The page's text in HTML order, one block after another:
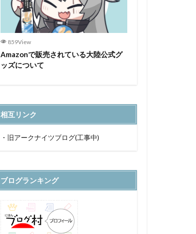
859View
Amazonで販売されている大陸公式グ
ッズについて
相互リンク
・ 旧アークナイツブログ(工事中)
ブログランキング